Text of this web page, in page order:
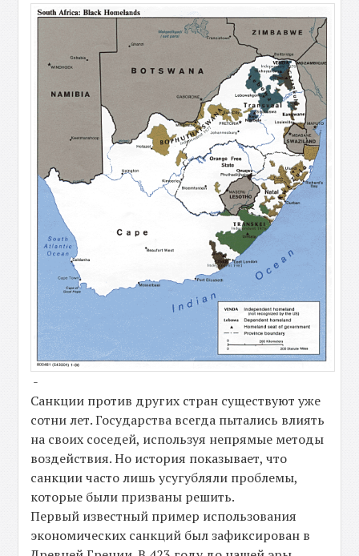
-
Санкции против других стран существуют уже
сотни лет. Государства всегда пытались влиять
на своих соседей, используя непрямые методы
воздействия. Но история показывает, что
санкции часто лишь усугубляли проблемы,
которые были призваны решить.
Первый известный пример использования
экономических санкций был зафиксирован в